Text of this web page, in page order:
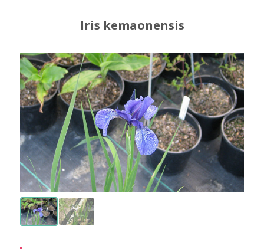
Iris kemaonensis